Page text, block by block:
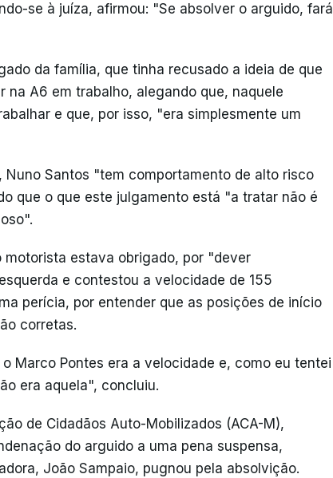
se à juíza, afirmou: "Se absolver o arguido, fará
da família, que tinha recusado a ideia de que
na A6 em trabalho, alegando que, naquele
e que, por isso, "era simplesmente um
Santos "tem comportamento de alto risco
que o que este julgamento está "a tratar não é
estava obrigado, por "dever
e contestou a velocidade de 155
perícia, por entender que as posições de início
corretas.
Marco Pontes era a velocidade e, como eu tentei
era aquela", concluiu.
de Cidadãos Auto-Mobilizados (ACA-M),
do arguido a uma pena suspensa,
João Sampaio, pugnou pela absolvição.